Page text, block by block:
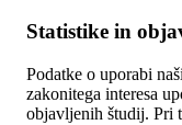
Statistike in
Podatke o uporabi
zakonitega interesa
objavljenih študij. Pri